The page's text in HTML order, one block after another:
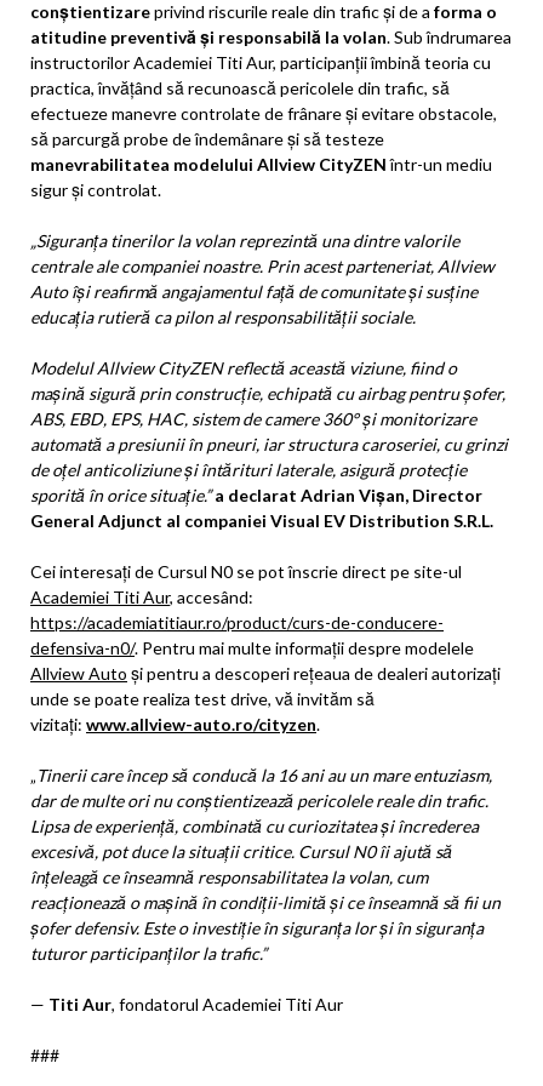
conștientizareprivind riscurile reale din trafic și de a forma o
atitudine preventivă și responsabilă la volan. Sub îndrumarea
instructorilor Academiei Titi Aur, participanții îmbină teoria cu
practica, învățând să recunoască pericolele din trafic, să
efectueze manevre controlate de frânare și evitare obstacole,
să parcurgă probe de îndemânare și să testeze
manevrabilitatea modelului Allview CityZENîntr-un mediu
sigur și controlat.
„Siguranța tinerilor la volan reprezintă una dintre valorile
centrale ale companiei noastre. Prin acest parteneriat, Allview
Auto își reafirmă angajamentul față de comunitate și susține
educația rutieră ca pilon al responsabilității sociale.
Modelul Allview CityZEN reflectă această viziune, fiind o
mașină sigură prin construcție, echipată cu airbag pentru șofer,
ABS, EBD, EPS, HAC, sistem de camere 360° și monitorizare
automată a presiunii în pneuri, iar structura caroseriei, cu grinzi
de oțel anticoliziune și întărituri laterale, asigură protecție
sporită în orice situație.”a declarat Adrian Vișan, Director
General Adjunct al companiei Visual EV Distribution S.R.L.
Cei interesați de Cursul N0 se pot înscrie direct pe site-ul
Academiei Titi Aur, accesând:
https://academiatitiaur.ro/product/curs-de-conducere-
defensiva-n0/. Pentru mai multe informații despre modelele
Allview Auto și pentru a descoperi rețeaua de dealeri autorizați
unde se poate realiza test drive, vă invităm să
vizitați: www.allview-auto.ro/cityzen.
„Tinerii care încep să conducă la 16 ani au un mare entuziasm,
dar de multe ori nu conștientizează pericolele reale din trafic.
Lipsa de experiență, combinată cu curiozitatea și încrederea
excesivă, pot duce la situații critice. Cursul N0 îi ajută să
înțeleagă ce înseamnă responsabilitatea la volan, cum
reacționează o mașină în condiții-limită și ce înseamnă să fii un
șofer defensiv. Este o investiție în siguranța lor și în siguranța
tuturor participanților la trafic.”
— Titi Aur, fondatorul Academiei Titi Aur
###